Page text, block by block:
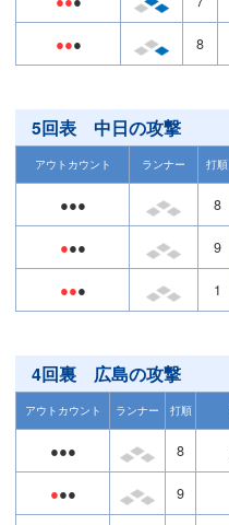
●●● 8
5回表 中日の攻撃
アウトカウント ランナー 打順
●●● 8
●●● 9
●●● 1
4回裏 広島の攻撃
アウトカウント ランナー 打順
●●● 8
●●● 9